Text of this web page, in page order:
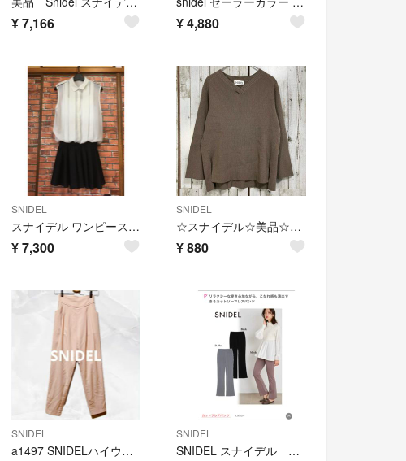
¥7,166 ¥4,880
SNIDEL
スナイデル ワンピース 結婚式 パーティー ドレス snidel SNIDEL
¥7,300
SNIDEL
☆スナイデル☆美品☆ニット セーター Vネック F スリット ブラウン 長袖
¥880
SNIDEL
a1497 SNIDELハイウエストタックテーパードパンツ S カジュアル綺麗め
SNIDEL
SNIDEL スナイデル カットフレアパンツ モカ